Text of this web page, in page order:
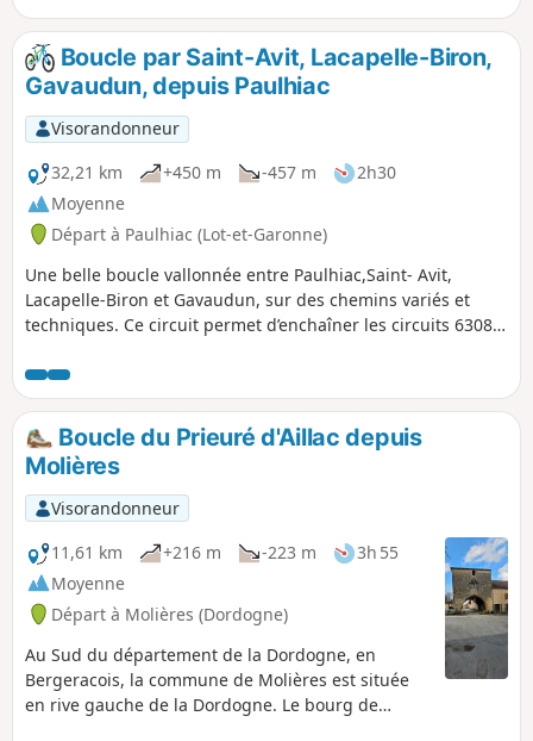
peut être réalisée très facilement en une demi journée. La
première partie emprunte le GR® et permet de découvrir
sous-bois et prairies, la deuxième suit principalement des
chemins vicinaux asphaltés.
Boucle par Saint-Avit, Lacapelle-Biron,
Gavaudun, depuis Paulhiac
Visorandonneur
32,21 km
+450 m -457 m
2h30
Moyenne
Départ à Paulhiac (Lot-et-Garonne)
Une belle boucle vallonnée entre Paulhiac,Saint- Avit,
Lacapelle-Biron et Gavaudun, sur des chemins variés et
techniques. Ce circuit permet d’enchaîner les circuits 6308
départ a lieu à Paulhiac.
Boucle du Prieuré d'Aillac depuis
Molières
Visorandonneur
11,61 km
+216 m -223 m
3h 55
Moyenne
Départ à Molières (Dordogne)
Au Sud du département de la Dordogne, en
Bergeracois, la commune de Molières est située
en rive gauche de la Dordogne. Le bourg de